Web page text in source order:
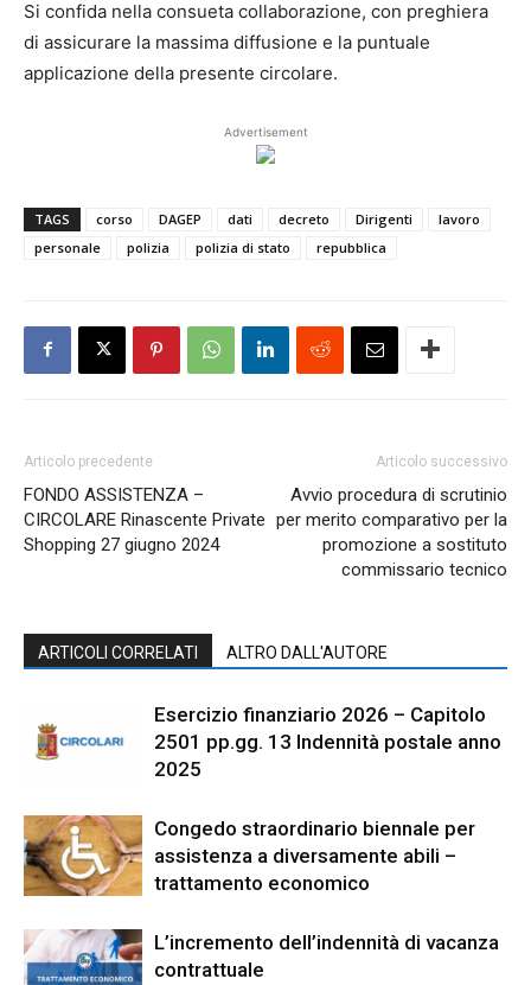
Si confida nella consueta collaborazione, con preghiera
di assicurare la massima diffusione e la puntuale
applicazione della presente circolare.
Advertisement
TAGS corso DAGEP dati decreto Dirigenti
lavoro
personale
polizia polizia di stato repubblica
Articolo precedente
FONDO ASSISTENZA –
CIRCOLARE Rinascente Private
Shopping 27 giugno 2024
Articolo successivo
Avvio procedura di scrutinio
per merito comparativo per la
promozione a sostituto
commissario tecnico
ARTICOLI CORRELATI ALTRO DALL'AUTORE
Esercizio finanziario 2026 – Capitolo
2501 pp.gg. 13 Indennità postale anno
2025
Congedo straordinario biennale per
assistenza a diversamente abili –
trattamento economico
L’incremento dell’indennità di vacanza
contrattuale